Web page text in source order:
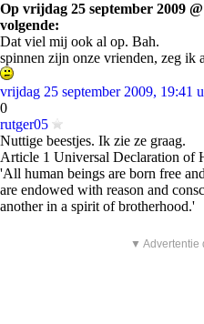
Op vrijdag 25 september 2009
volgende:
Dat viel mij ook al op. Bah.
spinnen zijn onze vrienden, zeg ik
vrijdag 25 september 2009, 19:41
0
rutger05
Nuttige beestjes. Ik zie ze graag.
Article 1 Universal Declaration of
'All human beings are born free
are endowed with reason and
another in a spirit of brotherhood.'
▼ Advertentie